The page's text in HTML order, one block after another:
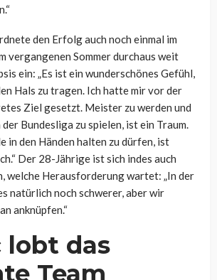
den Erfolg auch noch einmal im
vergangenen Sommer durchaus weit
ein: „Es ist ein wunderschönes Gefühl,
Hals zu tragen. Ich hatte mir vor der
Ziel gesetzt. Meister zu werden und
Bundesliga zu spielen, ist ein Traum.
in den Händen halten zu dürfen, ist
Der 28-Jährige ist sich indes auch
welche Herausforderung wartet: „In der
natürlich noch schwerer, aber wir
anknüpfen.“
lobt das
Team